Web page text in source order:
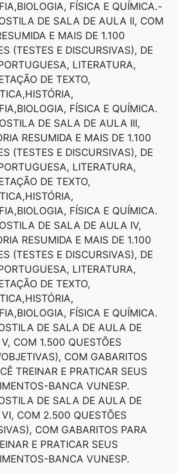
FÍSICA E QUÍMICA.-
DE SALA DE AULA II, COM
E MAIS DE 1.100
(TESTES E DISCURSIVAS), DE
LITERATURA,
DE TEXTO,
FÍSICA E QUÍMICA.
DE SALA DE AULA III,
RESUMIDA E MAIS DE 1.100
(TESTES E DISCURSIVAS), DE
LITERATURA,
DE TEXTO,
FÍSICA E QUÍMICA.
DE SALA DE AULA IV,
RESUMIDA E MAIS DE 1.100
(TESTES E DISCURSIVAS), DE
LITERATURA,
DE TEXTO,
FÍSICA E QUÍMICA.
DE SALA DE AULA DE
V, COM 1.500 QUESTÕES
COM GABARITOS
TREINAR E PRATICAR SEUS
BANCA VUNESP.
DE SALA DE AULA DE
VI, COM 2.500 QUESTÕES
COM GABARITOS PARA
E PRATICAR SEUS
BANCA VUNESP.